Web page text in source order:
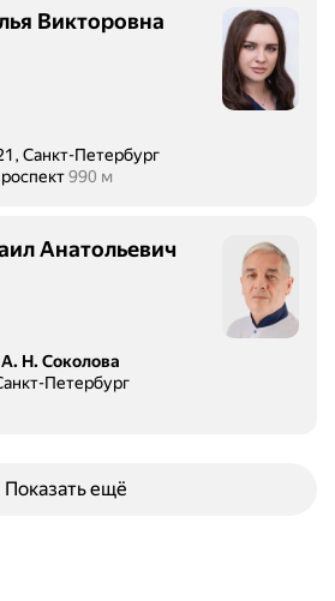
Викторовна
Санкт-Петербург
проспект Расстояние 990 м
990 м
Анатольевич
Н. Соколова
Петербург
1 км
Показать ещё